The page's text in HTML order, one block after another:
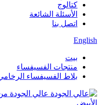
كتالوج
الأسئلة الشائعة
اتصل بنا
English
بيت
منتجات الفسيفساء
بلاط الفسيفساء